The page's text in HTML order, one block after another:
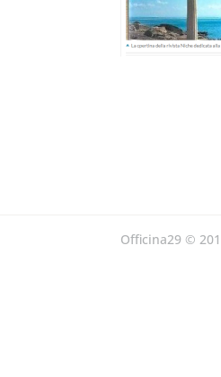
Officina29 ©